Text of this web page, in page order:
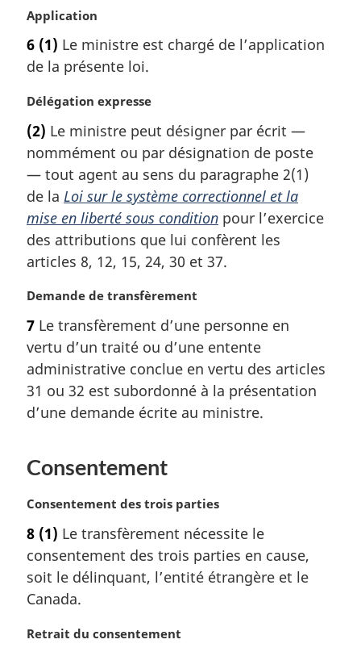
N
t
e
a
r
g
i
n
a
e
:
Application
6 (1) Le ministre est chargé de l’application
de la présente loi.
N
t
e
m
a
r
g
i
n
l
:
Délégation expresse
(2) Le ministre peut désigner par écrit —
nommément ou par désignation de poste
— tout agent au sens du paragraphe 2(1)
de la Loi sur le système correctionnel et la
mise en liberté sous condition pour l’exercice
des attributions que lui confèrent les
articles 8, 12, 15, 24, 30 et 37.
N
t
e
m
a
r
g
a
e
:
Demande de transfèrement
7 Le transfèrement d’une personne en
vertu d’un traité ou d’une entente
administrative conclue en vertu des articles
31 ou 32 est subordonné à la présentation
d’une demande écrite au ministre.
Consentement
N
t
e
m
a
g
Consentement des trois parties
8 (1) Le transfèrement nécessite le
consentement des trois parties en cause,
soit le délinquant, l’entité étrangère et le
Canada.
N
Retrait du consentement